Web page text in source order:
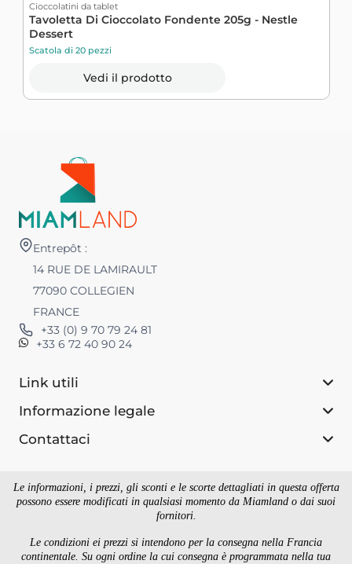
Cioccolatini da tablet
Tavoletta Di Cioccolato Fondente 205g - Nestle
Dessert
Scatola di 20 pezzi
Vedi il prodotto
Entrepôt :
14 RUE DE LAMIRAULT
77090 COLLEGIEN
FRANCE
+33 (0) 9 70 79 24 81
+33 6 72 40 90 24
Link utili
Informazione legale
Contattaci
Le informazioni, i prezzi, gli sconti e le scorte dettagliati in questa offerta
possono essere modificati in qualsiasi momento da Miamland o dai suoi
fornitori.
Le condizioni ei prezzi si intendono per la consegna nella Francia
continentale. Su ogni ordine la cui consegna è programmata nella tua